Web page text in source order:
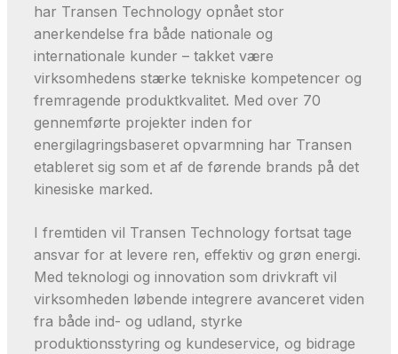
har Transen Technology opnået stor
anerkendelse fra både nationale og
internationale kunder – takket være
virksomhedens stærke tekniske kompetencer og
fremragende produktkvalitet. Med over 70
gennemførte projekter inden for
energilagringsbaseret opvarmning har Transen
etableret sig som et af de førende brands på det
kinesiske marked.
I fremtiden vil Transen Technology fortsat tage
ansvar for at levere ren, effektiv og grøn energi.
Med teknologi og innovation som drivkraft vil
virksomheden løbende integrere avanceret viden
fra både ind- og udland, styrke
produktionsstyring og kundeservice, og bidrage